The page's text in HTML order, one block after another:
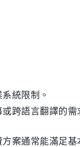
統限制。
跨語言翻譯的
案通常能滿足基